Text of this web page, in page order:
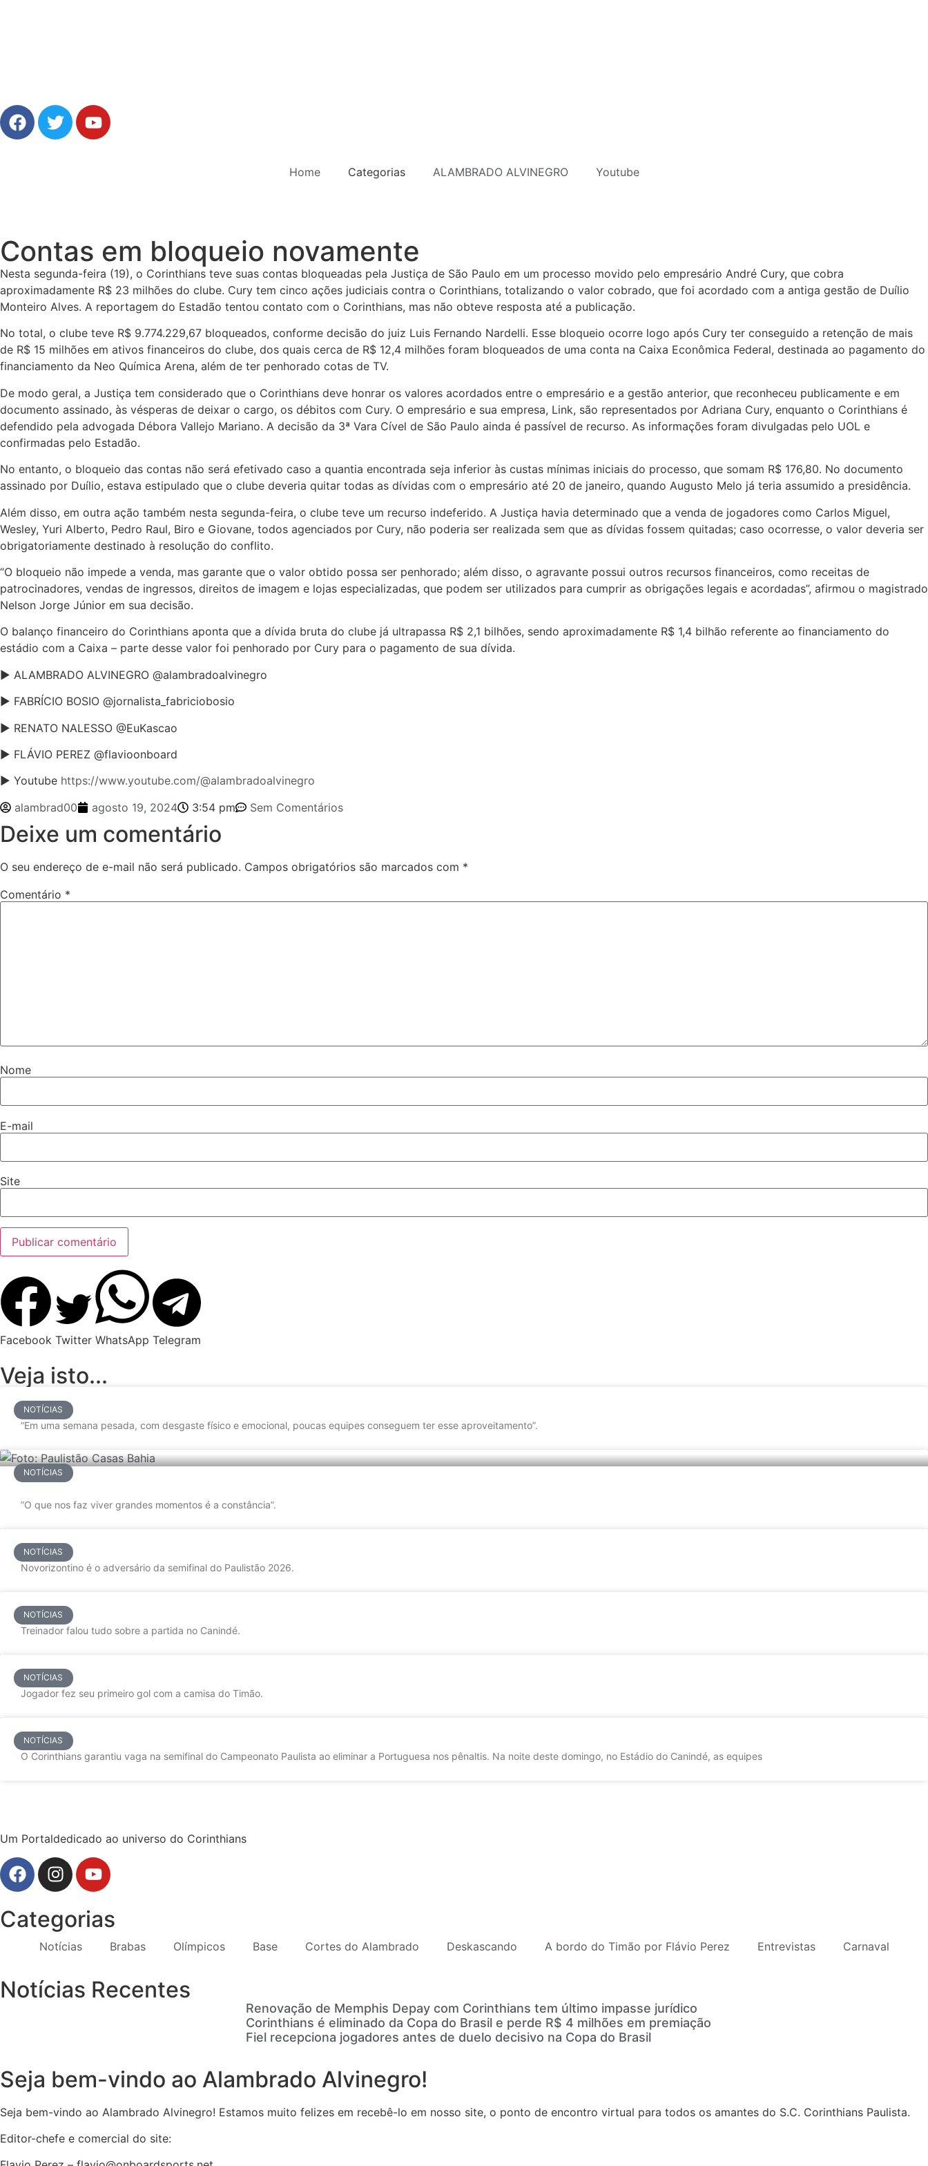
Home Categorias ALAMBRADO ALVINEGRO Youtube
Contas em bloqueio novamente
Nesta segunda-feira (19), o Corinthians teve suas contas bloqueadas pela Justiça de São Paulo em um processo movido pelo empresário André Cury, que cobra
aproximadamente R$ 23 milhões do clube. Cury tem cinco ações judiciais contra o Corinthians, totalizando o valor cobrado, que foi acordado com a antiga gestão de Duílio
Monteiro Alves. A reportagem do Estadão tentou contato com o Corinthians, mas não obteve resposta até a publicação.
No total, o clube teve R$ 9.774.229,67 bloqueados, conforme decisão do juiz Luis Fernando Nardelli. Esse bloqueio ocorre logo após Cury ter conseguido a retenção de mais
de R$ 15 milhões em ativos financeiros do clube, dos quais cerca de R$ 12,4 milhões foram bloqueados de uma conta na Caixa Econômica Federal, destinada ao pagamento do
financiamento da Neo Química Arena, além de ter penhorado cotas de TV.
De modo geral, a Justiça tem considerado que o Corinthians deve honrar os valores acordados entre o empresário e a gestão anterior, que reconheceu publicamente e em
documento assinado, às vésperas de deixar o cargo, os débitos com Cury. O empresário e sua empresa, Link, são representados por Adriana Cury, enquanto o Corinthians é
defendido pela advogada Débora Vallejo Mariano. A decisão da 3ª Vara Cível de São Paulo ainda é passível de recurso. As informações foram divulgadas pelo UOL e
confirmadas pelo Estadão.
No entanto, o bloqueio das contas não será efetivado caso a quantia encontrada seja inferior às custas mínimas iniciais do processo, que somam R$ 176,80. No documento
assinado por Duílio, estava estipulado que o clube deveria quitar todas as dívidas com o empresário até 20 de janeiro, quando Augusto Melo já teria assumido a presidência.
Além disso, em outra ação também nesta segunda-feira, o clube teve um recurso indeferido. A Justiça havia determinado que a venda de jogadores como Carlos Miguel,
Wesley, Yuri Alberto, Pedro Raul, Biro e Giovane, todos agenciados por Cury, não poderia ser realizada sem que as dívidas fossem quitadas; caso ocorresse, o valor deveria ser
obrigatoriamente destinado à resolução do conflito.
“O bloqueio não impede a venda, mas garante que o valor obtido possa ser penhorado; além disso, o agravante possui outros recursos financeiros, como receitas de
patrocinadores, vendas de ingressos, direitos de imagem e lojas especializadas, que podem ser utilizados para cumprir as obrigações legais e acordadas”, afirmou o magistrado
Nelson Jorge Júnior em sua decisão.
O balanço financeiro do Corinthians aponta que a dívida bruta do clube já ultrapassa R$ 2,1 bilhões, sendo aproximadamente R$ 1,4 bilhão referente ao financiamento do
estádio com a Caixa – parte desse valor foi penhorado por Cury para o pagamento de sua dívida.
► ALAMBRADO ALVINEGRO @alambradoalvinegro
► FABRÍCIO BOSIO @jornalista_fabriciobosio
► RENATO NALESSO @EuKascao
► FLÁVIO PEREZ @flavioonboard
► Youtube https://www.youtube.com/@alambradoalvinegro
alambrad00
agosto 19, 2024 3:54 pm Sem Comentários
Deixe um comentário
O seu endereço de e-mail não será publicado. Campos obrigatórios são marcados com *
Comentário *
Nome
E-mail
Site
Facebook Twitter WhatsApp Telegram
Veja isto...
NOTÍCIAS
”Em uma semana pesada, com desgaste físico e emocional, poucas equipes conseguem ter esse aproveitamento”.
NOTÍCIAS
”O que nos faz viver grandes momentos é a constância”.
NOTÍCIAS
Novorizontino é o adversário da semifinal do Paulistão 2026.
NOTÍCIAS
Treinador falou tudo sobre a partida no Canindé.
NOTÍCIAS
Jogador fez seu primeiro gol com a camisa do Timão.
NOTÍCIAS
O Corinthians garantiu vaga na semifinal do Campeonato Paulista ao eliminar a Portuguesa nos pênaltis. Na noite deste domingo, no Estádio do Canindé, as equipes
Um Portaldedicado ao universo do Corinthians
Categorias
Notícias Brabas Olímpicos Base Cortes do Alambrado Deskascando A bordo do Timão por Flávio Perez Entrevistas Carnaval
Notícias Recentes
Renovação de Memphis Depay com Corinthians tem último impasse jurídico
Corinthians é eliminado da Copa do Brasil e perde R$ 4 milhões em premiação
Fiel recepciona jogadores antes de duelo decisivo na Copa do Brasil
Seja bem-vindo ao Alambrado Alvinegro!
Seja bem-vindo ao Alambrado Alvinegro! Estamos muito felizes em recebê-lo em nosso site, o ponto de encontro virtual para todos os amantes do S.C. Corinthians Paulista.
Editor-chefe e comercial do site: